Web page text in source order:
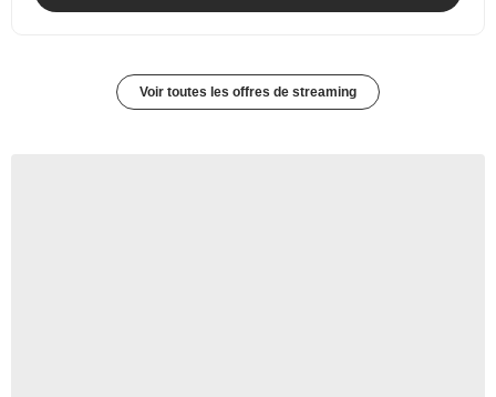
Voir toutes les offres de streaming